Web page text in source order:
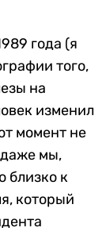
года (я
того,
на
изменил
момент не
даже мы,
близко к
который